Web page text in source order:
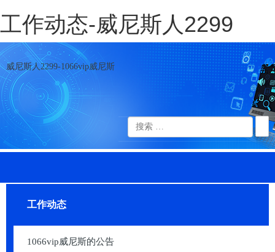
工作动态-威尼斯人2299
威尼斯人2299-1066vip威尼斯
工作动态
1066vip威尼斯的公告